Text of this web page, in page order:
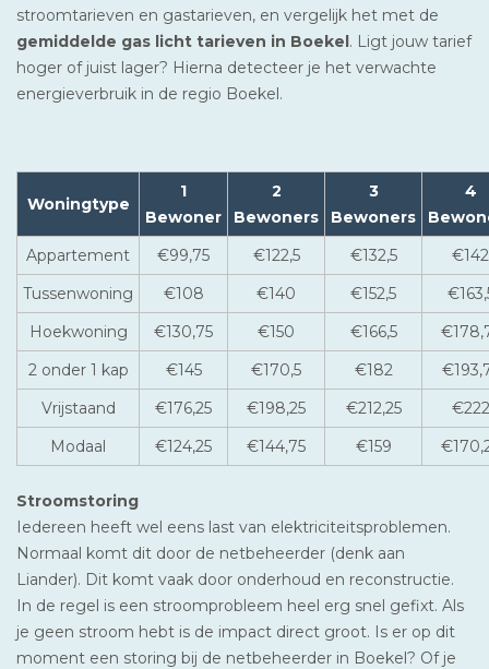
stroomtarieven en gastarieven, en vergelijk het met de
gemiddelde gas licht tarieven in Boekel. Ligt jouw tarief
hoger of juist lager? Hierna detecteer je het verwachte
energieverbruik in de regio Boekel.
Woningtype
1
Bewoner
2
Bewoners
3
Bewoners
4
Appartement
€99,75 €122,5 €132,5
€142
Tussenwoning
€108 €140 €152,5
Hoekwoning
€130,75 €150 €166,5
2 onder 1 kap
€145 €170,5 €182
Vrijstaand
€176,25 €198,25 €212,25
€222
Modaal
€124,25 €144,75 €159
Stroomstoring
Iedereen heeft wel eens last van elektriciteitsproblemen.
Normaal komt dit door de netbeheerder (denk aan
Liander). Dit komt vaak door onderhoud en reconstructie.
In de regel is een stroomprobleem heel erg snel gefixt. Als
je geen stroom hebt is de impact direct groot. Is er op dit
moment een storing bij de netbeheerder in Boekel? Of je